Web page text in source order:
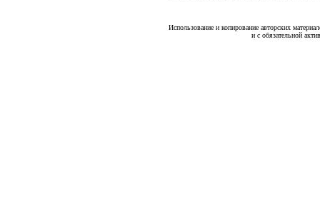
Использование и копирование авторских
и с обязательной